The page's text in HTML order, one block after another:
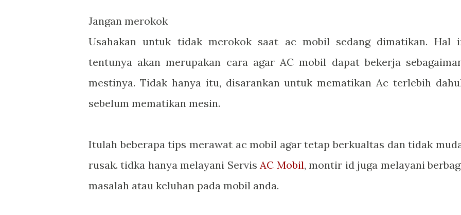
Jangan merokok
Usahakan untuk tidak merokok saat ac mobil sedang dimatikan. Hal
tentunya akan merupakan cara agar AC mobil dapat bekerja
mestinya. Tidak hanya itu, disarankan untuk mematikan Ac terlebih
sebelum mematikan mesin.
Itulah beberapa tips merawat ac mobil agar tetap berkualtas dan tidak
rusak. tidka hanya melayani ServisAC Mobil, montir id juga melayani
masalah atau keluhan pada mobil anda.